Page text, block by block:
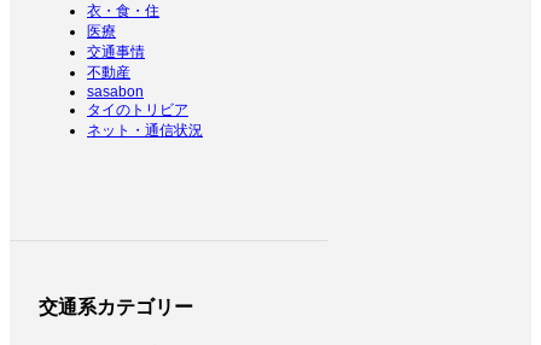
衣・食・住
医療
交通事情
不動産
sasabon
タイのトリビア
ネット・通信状況
交通系カテゴリー